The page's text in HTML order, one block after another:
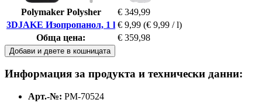
Polymaker Polysher
€ 349,99
3DJAKE Изопропанол, 1 l € 9,99 (€ 9,99 / l)
Обща цена:
€ 359,98
Добави и двете в кошницата
Информация за продукта и технически данни:
Арт.-№: PM-70524